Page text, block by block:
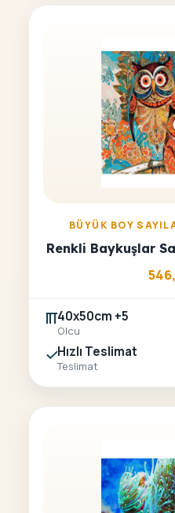
BÜYÜK BOY
Renkli Baykuşlar
40x50cm +5
Olcu
Hızlı Teslimat
Teslimat